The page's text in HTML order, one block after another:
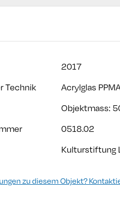
2017
Technik
Acrylglas
Objektmass:
0518.02
Kulturstiftung
zu diesem Objekt?